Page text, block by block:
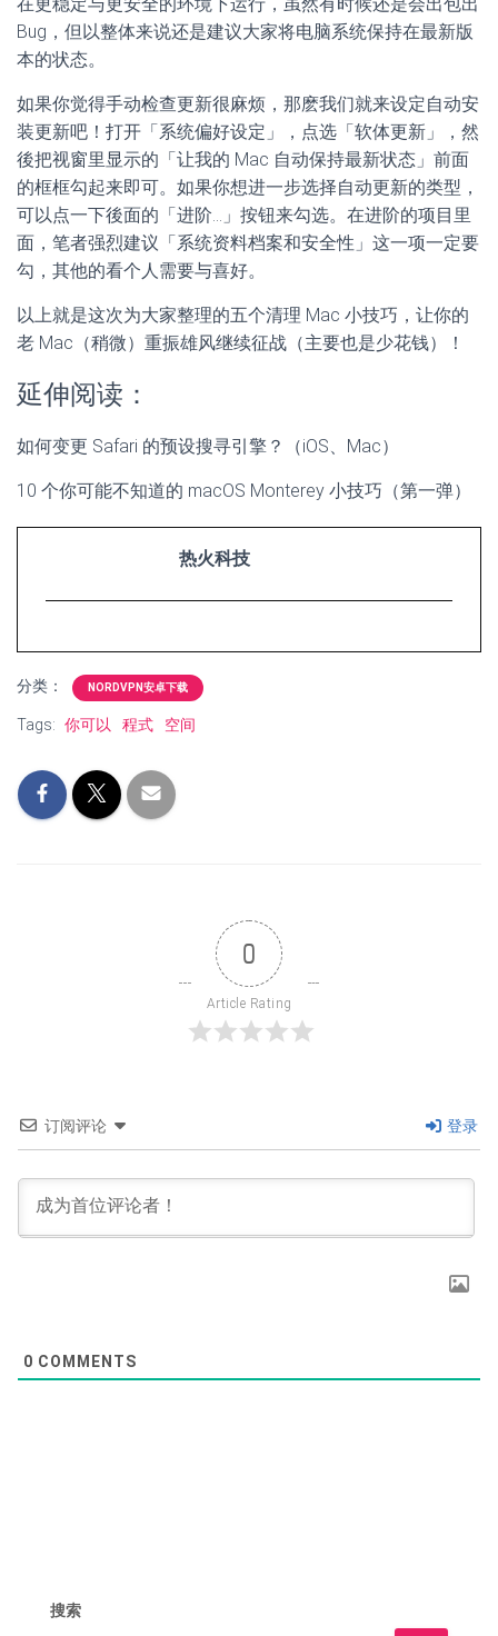
Bug，但以整体来说还是建议大家将电脑系统保持在最新版
本的状态。
如果你觉得手动检查更新很麻烦，那麽我们就来设定自动安
装更新吧！打开「系统偏好设定」，点选「软体更新」，然
後把视窗里显示的「让我的 Mac 自动保持最新状态」前面
的框框勾起来即可。如果你想进一步选择自动更新的类型，
可以点一下後面的「进阶…」按钮来勾选。在进阶的项目里
面，笔者强烈建议「系统资料档案和安全性」这一项一定要
勾，其他的看个人需要与喜好。
以上就是这次为大家整理的五个清理 Mac 小技巧，让你的
老 Mac（稍微）重振雄风继续征战（主要也是少花钱）！
延伸阅读：
如何变更 Safari 的预设搜寻引擎？（iOS、Mac）
10 个你可能不知道的 macOS Monterey 小技巧（第一弹）
热火科技
分类： NORDVPN安卓下载
Tags: 你可以 程式 空间
0
Article Rating
订阅评论 登录
0 COMMENTS
搜索